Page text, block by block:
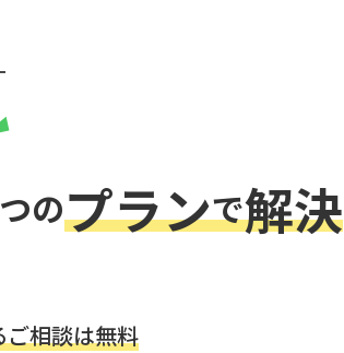
つのプランで解決
相談は無料